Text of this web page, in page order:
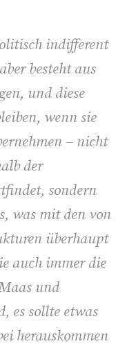
indifferent
besteht aus
und diese
wenn sie
– nicht
der
sondern
was mit den von
überhaupt
auch immer die
und
es sollte etwas
herauskommen